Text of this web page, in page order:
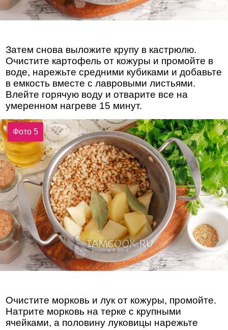
Затем снова выложите крупу в кастрюлю.
Очистите картофель от кожуры и промойте в
воде, нарежьте средними кубиками и добавьте
в емкость вместе с лавровыми листьями.
Влейте горячую воду и отварите все на
умеренном нагреве 15 минут.
Фото 5
Очистите морковь и лук от кожуры, промойте.
Натрите морковь на терке с крупными
ячейками, а половину луковицы нарежьте